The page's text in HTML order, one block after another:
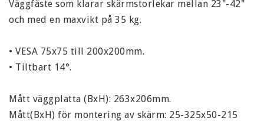
Väggfäste som klarar skärmstorlekar mellan 23"-42"
och med en maxvikt på 35 kg.
• VESA 75x75 till 200x200mm.
• Tiltbart 14°.
Mått väggplatta (BxH): 263x206mm.
Mått(BxH) för montering av skärm: 25-325x50-215